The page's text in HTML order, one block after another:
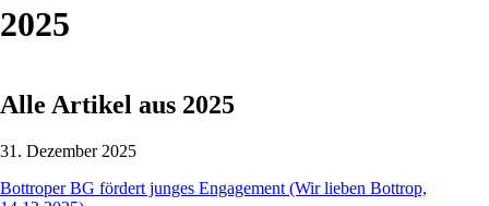
2025
Alle Artikel aus 2025
31. Dezember 2025
Bottroper BG fördert junges Engagement (Wir lieben Bottrop,